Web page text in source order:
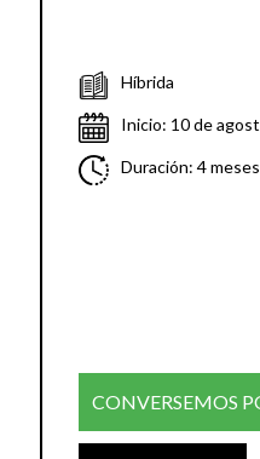
Híbrida
Inicio: 10 de
Duración: 4 meses
CONVERSEMOS